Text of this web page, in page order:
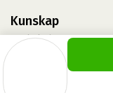
Kunskap
Däckskola